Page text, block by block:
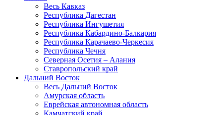
Весь Кавказ
Республика Дагестан
Республика Ингушетия
Республика Кабардино-Балкария
Республика Карачаево-Черкесия
Республика Чечня
Северная Осетия – Алания
Ставропольский край
Дальний Восток
Весь Дальний Восток
Амурская область
Еврейская автономная область
Камчатский край